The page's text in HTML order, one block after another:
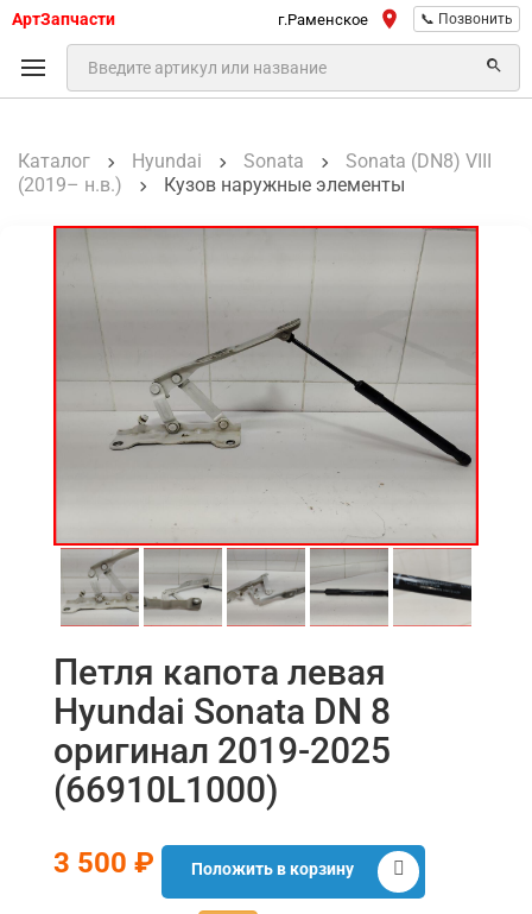
АртЗапчасти г.Раменское 📞 Позвонить
Каталог Hyundai Sonata
Sonata (DN8) VIII
(2019– н.в.)
Кузов наружные элементы
Петля капота левая
Hyundai Sonata DN 8
оригинал 2019-2025
(66910L1000)
3 500 ₽ Положить в корзину